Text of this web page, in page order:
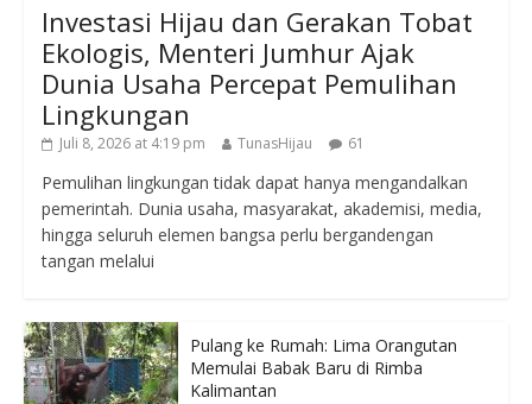
Investasi Hijau dan Gerakan Tobat
Ekologis, Menteri Jumhur Ajak
Dunia Usaha Percepat Pemulihan
Lingkungan
Juli 8, 2026 at 4:19 pm TunasHijau 61
Pemulihan lingkungan tidak dapat hanya mengandalkan
pemerintah. Dunia usaha, masyarakat, akademisi, media,
hingga seluruh elemen bangsa perlu bergandengan
tangan melalui
Pulang ke Rumah: Lima Orangutan
Memulai Babak Baru di Rimba
Kalimantan